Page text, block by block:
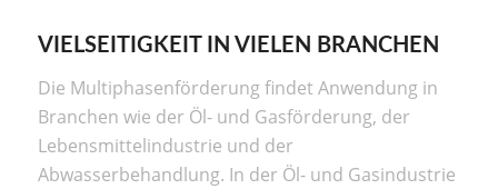
VIELSEITIGKEIT IN VIELEN BRANCHEN
Die Multiphasenförderung findet Anwendung in
Branchen wie der Öl- und Gasförderung, der
Lebensmittelindustrie und der
Abwasserbehandlung. In der Öl- und Gasindustrie